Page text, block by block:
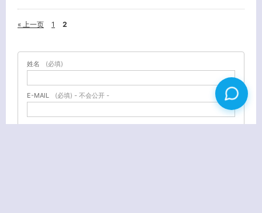
« 上一页 1 2
姓名 (必填)
E-MAIL (必填) - 不会公开 -
URL